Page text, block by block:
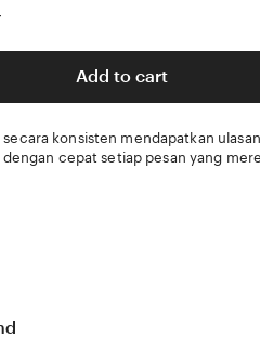
Add to cart
secara konsisten mendapatkan
cepat setiap pesan yang